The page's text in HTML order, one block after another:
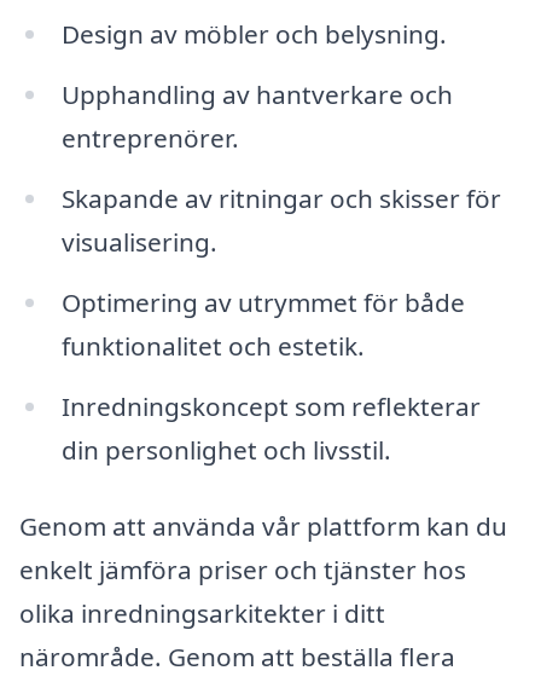
Design av möbler och belysning.
Upphandling av hantverkare och
entreprenörer.
Skapande av ritningar och skisser för
visualisering.
Optimering av utrymmet för både
funktionalitet och estetik.
Inredningskoncept som reflekterar
din personlighet och livsstil.
Genom att använda vår plattform kan du
enkelt jämföra priser och tjänster hos
olika inredningsarkitekter i ditt
närområde. Genom att beställa flera